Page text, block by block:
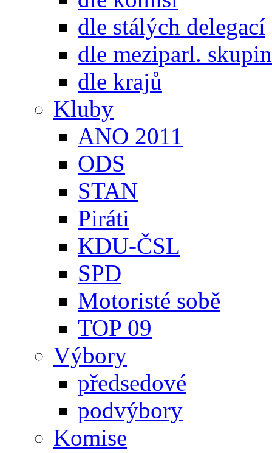
dle stálých delegací
dle meziparl. skupin
dle krajů
Kluby
ANO 2011
ODS
STAN
Piráti
KDU-ČSL
SPD
Motoristé sobě
TOP 09
Výbory
předsedové
podvýbory
Komise